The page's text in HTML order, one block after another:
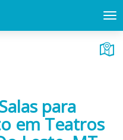
para
em Teatros